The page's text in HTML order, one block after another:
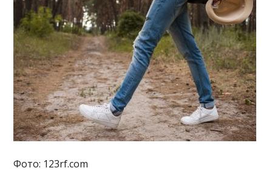
Фото: 123rf.com